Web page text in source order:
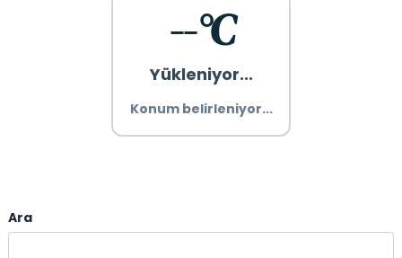
--°C
Yükleniyor...
Konum belirleniyor...
Ara